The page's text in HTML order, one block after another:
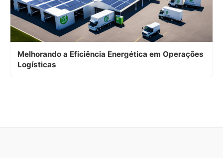
Melhorando a Eficiência Energética em Operações
Logísticas